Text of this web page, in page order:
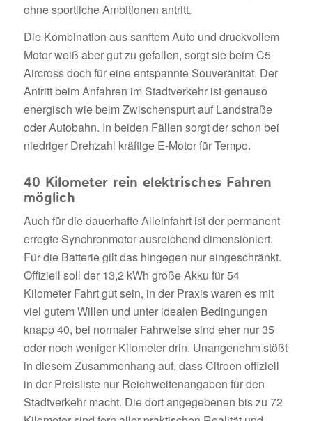
ohne sportliche Ambitionen antritt.
Die Kombination aus sanftem Auto und druckvollem
Motor weiß aber gut zu gefallen, sorgt sie beim C5
Aircross doch für eine entspannte Souveränität. Der
Antritt beim Anfahren im Stadtverkehr ist genauso
energisch wie beim Zwischenspurt auf Landstraße
oder Autobahn. In beiden Fällen sorgt der schon bei
niedriger Drehzahl kräftige E-Motor für Tempo.
40 Kilometer rein elektrisches Fahren
möglich
Auch für die dauerhafte Alleinfahrt ist der permanent
erregte Synchronmotor ausreichend dimensioniert.
Für die Batterie gilt das hingegen nur eingeschränkt.
Offiziell soll der 13,2 kWh große Akku für 54
Kilometer Fahrt gut sein, in der Praxis waren es mit
viel gutem Willen und unter idealen Bedingungen
knapp 40, bei normaler Fahrweise sind eher nur 35
oder noch weniger Kilometer drin. Unangenehm stößt
in diesem Zusammenhang auf, dass Citroen offiziell
in der Preisliste nur Reichweitenangaben für den
Stadtverkehr macht. Die dort angegebenen bis zu 72